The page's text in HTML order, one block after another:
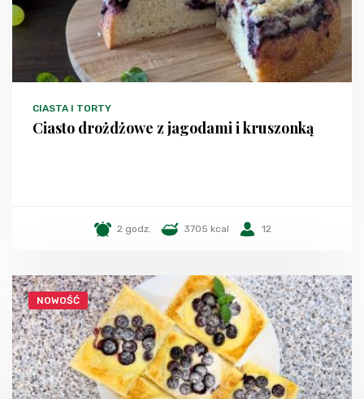
CIASTA I TORTY
Ciasto drożdżowe z jagodami i kruszonką
2 godz. 3705 kcal 12
NOWOŚĆ